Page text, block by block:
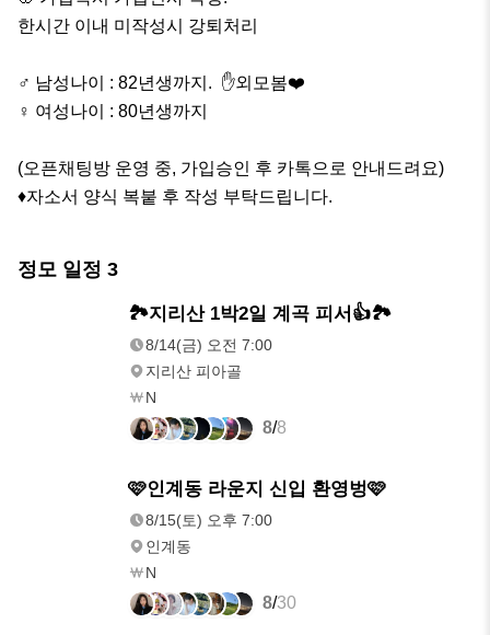
한시간 이내 미작성시 강퇴처리
♂️ 남성나이 : 82년생까지.  ✋️외모봄❤️
♀️ 여성나이 : 80년생까지
(오픈채팅방 운영 중, 가입승인 후 카톡으로 안내드려요)
♦️자소서 양식 복붙 후 작성 부탁드립니다.
정모 일정 3
🏞지리산 1박2일 계곡 피서👍🏞
8/14(금) 오전 7:00
지리산 피아골
N
8/8
🩷인계동 라운지 신입 환영벙🩷
8/15(토) 오후 7:00
인계동
N
8/30